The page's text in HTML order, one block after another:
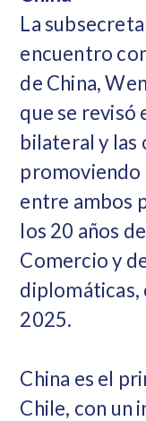
La
encuentro
de China,
que se revisó
bilateral y las
promoviendo
entre ambos
los 20 años
Comercio y
diplomáticas,
2025.
China es el
Chile, con un